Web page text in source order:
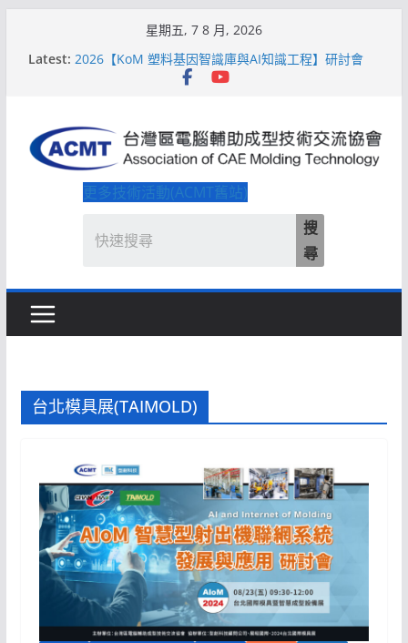
星期五, 7 8 月, 2026
Latest: 2026【KoM 塑料基因智識庫與AI知識工程】研討會
【培訓課程】【ACMT Ｔ零量產】模具估報價：貫穿
具展重磅登場
ACMT打造「Smart Molding 模塑智造平台」主題館
2026【QoM 射出成型高品質穩定生產】研討會
更多技術活動(ACMT舊站)
搜
尋
台北模具展(TAIMOLD)